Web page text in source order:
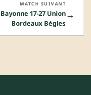
→
MATCH SUIVANT
Bayonne 17-27 Union
Bordeaux Bègles